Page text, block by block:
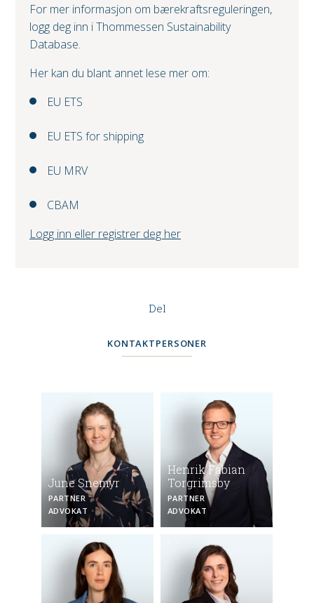
For mer informasjon om bærekraftsreguleringen,
logg deg inn i Thommessen Sustainability
Database.
Her kan du blant annet lese mer om:
EU ETS
EU ETS for shipping
EU MRV
CBAM
Logg inn eller registrer deg her
Del
KONTAKTPERSONER
June Snemyr
PARTNER
ADVOKAT
Henrik Fabian
Torgrimsby
PARTNER
ADVOKAT